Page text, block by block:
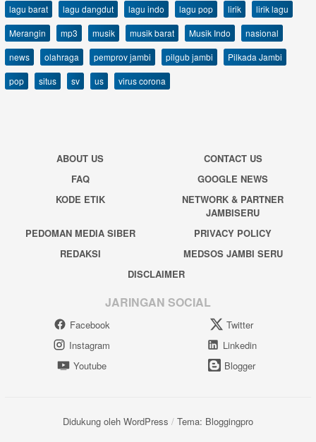
lagu barat
lagu dangdut lagu indo lagu pop lirik
lirik lagu
Merangin
mp3 musik musik barat Musik Indo
nasional
news
olahraga pemprov jambi pilgub jambi
Pilkada Jambi
pop
situs sv us virus corona
ABOUT US
CONTACT US
FAQ
GOOGLE NEWS
KODE ETIK
NETWORK & PARTNER
JAMBISERU
PEDOMAN MEDIA SIBER
PRIVACY POLICY
REDAKSI
MEDSOS JAMBI SERU
DISCLAIMER
JARINGAN SOCIAL
Facebook
Twitter
Instagram
Linkedin
Youtube
Blogger
Didukung oleh WordPress / Tema: Bloggingpro